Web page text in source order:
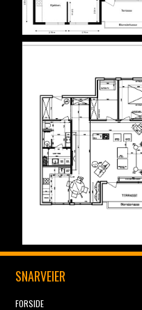
SNARVEIER
FORSIDE